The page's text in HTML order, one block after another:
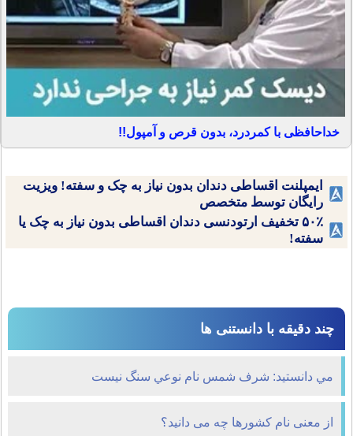
خداحافظی با کمردرد، بدون قرص و آمپول!!
ایمپلنت اقساطی دندان بدون نیاز به چک و سفته! ویزیت
رایگان توسط متخصص
۵۰٪ تخفیف ارتودنسی دندان اقساطی بدون نیاز به چک یا
سفته!
چند دقیقه با دانستنی ها
مي دانستيد: شرف شمس نام نوعي سنگ نيست
از معنی نام کشورها چه می دانید؟